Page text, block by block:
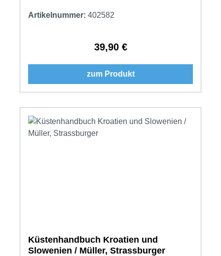
Artikelnummer: 402582
Regulärer Preis:
39,90 €
zum Produkt
Küstenhandbuch Kroatien und
Slowenien / Müller, Strassburger